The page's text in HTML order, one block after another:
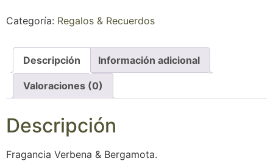
Categoría: Regalos & Recuerdos
Descripción Información adicional
Valoraciones (0)
Descripción
Fragancia Verbena & Bergamota.